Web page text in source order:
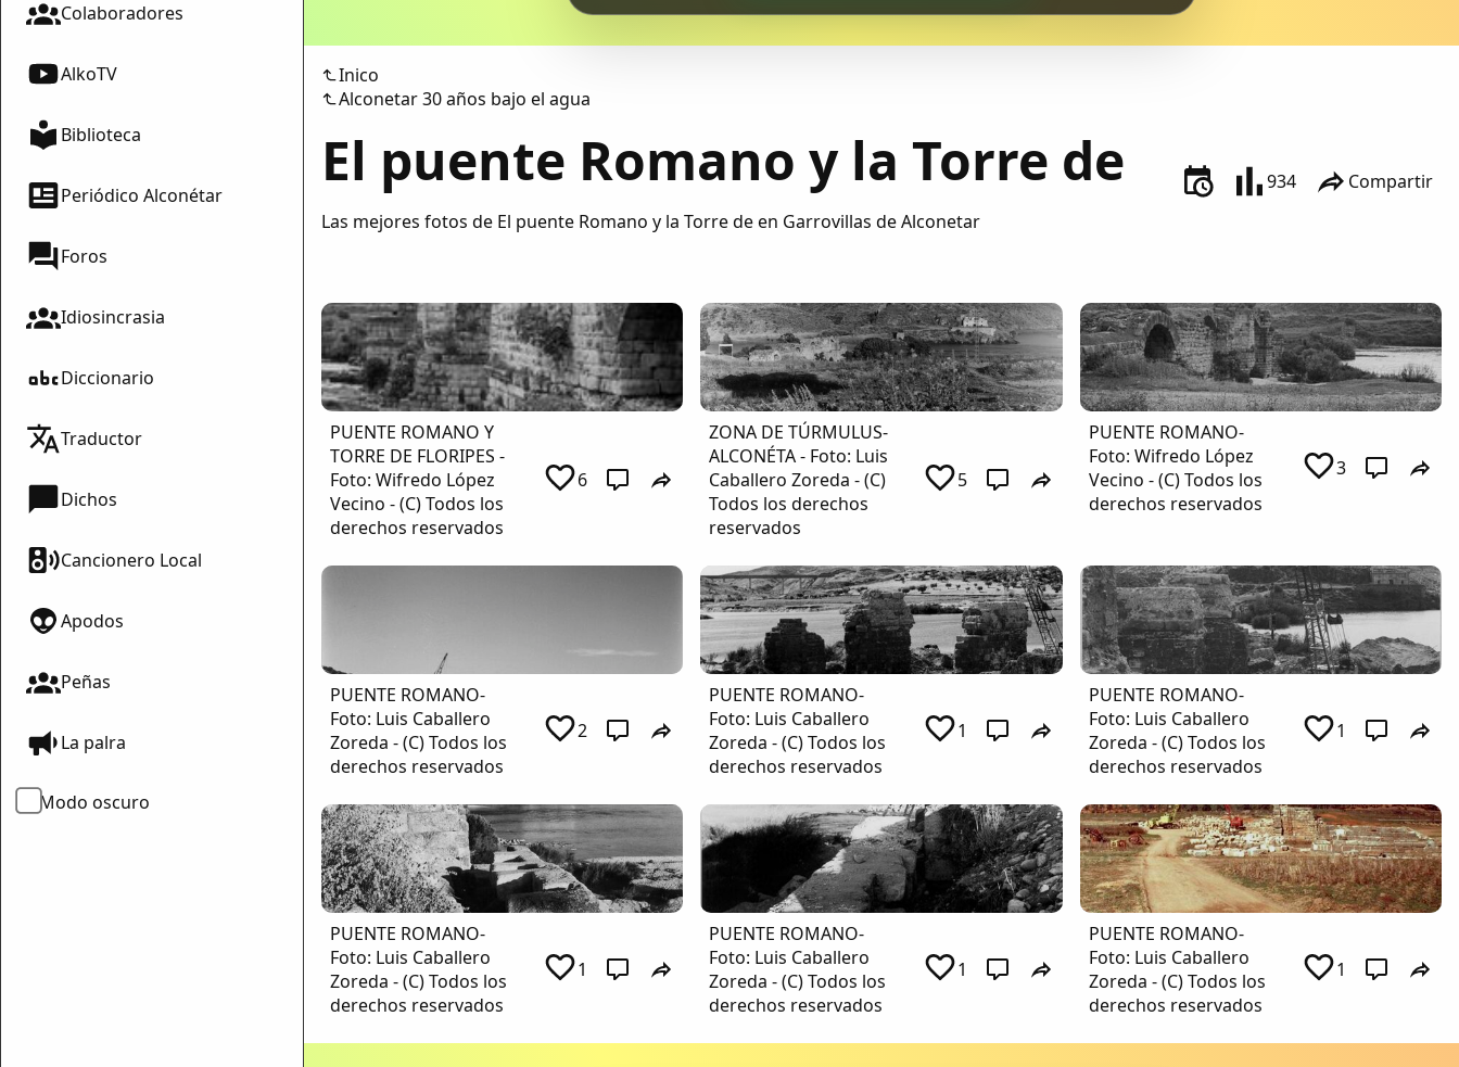
Colaboradores
AlkoTV
Biblioteca
Periódico Alconétar
Foros
Idiosincrasia
Diccionario
Traductor
Dichos
Cancionero Local
Apodos
Peñas
La palra
Modo oscuro
Inico
Alconetar 30 años bajo el agua
El puente Romano y la Torre de
Las mejores fotos de El puente Romano y la Torre de en Garrovillas de Alconetar
934 Compartir
PUENTE ROMANO Y
TORRE DE FLORIPES -
Foto: Wifredo López
Vecino - (C) Todos los
derechos reservados
6
ZONA DE TÚRMULUS-
ALCONÉTA - Foto: Luis
Caballero Zoreda - (C)
Todos los derechos
reservados
5
PUENTE ROMANO-
Foto: Wifredo López
Vecino - (C) Todos los
derechos reservados
3
PUENTE ROMANO-
Foto: Luis Caballero
Zoreda - (C) Todos los
derechos reservados
2
PUENTE ROMANO-
Foto: Luis Caballero
Zoreda - (C) Todos los
derechos reservados
1
PUENTE ROMANO-
Foto: Luis Caballero
Zoreda - (C) Todos los
derechos reservados
1
PUENTE ROMANO-
Foto: Luis Caballero
Zoreda - (C) Todos los
derechos reservados
1
PUENTE ROMANO-
Foto: Luis Caballero
Zoreda - (C) Todos los
derechos reservados
1
PUENTE ROMANO-
Foto: Luis Caballero
Zoreda - (C) Todos los
derechos reservados
1